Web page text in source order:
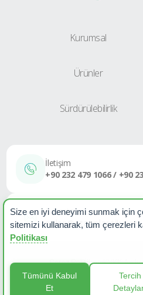
Kurumsal
Ürünler
Sürdürülebilirlik
İletişim
+90 232 479 1066 / +90
E-Posta
sales@etapplastik.com
Çerez PolitikasıKVKK
Size en iyi deneyimi sunmak için
sitemizi kullanarak, tüm çerezleri
Politikası
Tümünü Kabul
Et
Tercih